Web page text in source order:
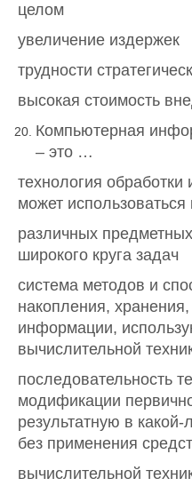
целом
увеличение издержек
трудности
высокая стоимость
Компьютерная
– это …
технология
может использоваться
различных
широкого круга задач
система методов и
накопления,
информации,
вычислительной
последовательность
модификации
результатную в
без применения
вычислительной